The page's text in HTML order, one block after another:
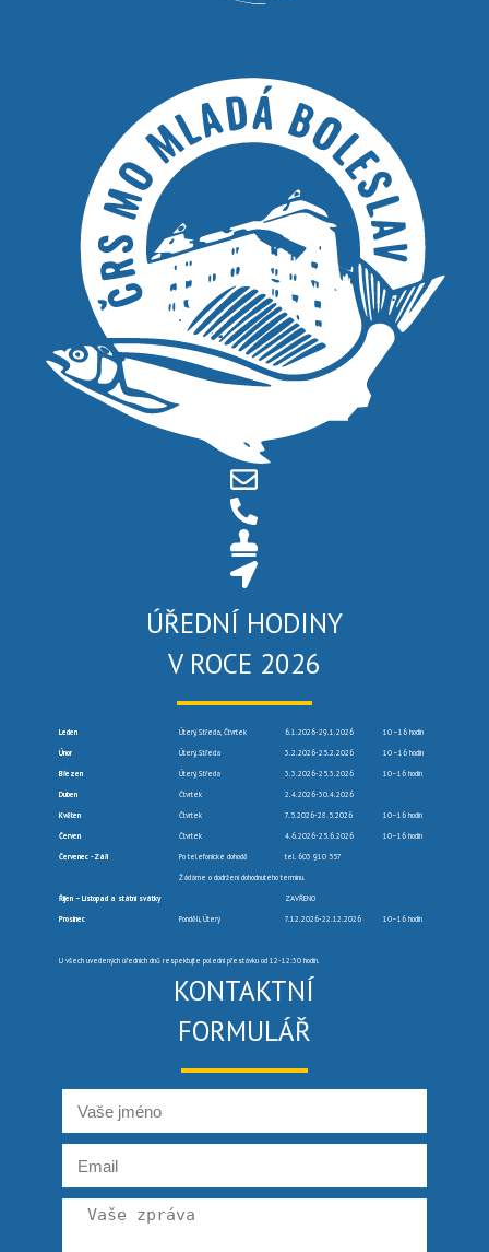
ÚŘEDNÍ HODINY
V ROCE 2026
Leden Úterý, Středa, Čtvrtek 6.1.2026-29.1.2026 10 –16 hodin
Únor Úterý, Středa 3.2.2026-25.2.2026 10 –16 hodin
Březen Úterý, Středa 3.3.2026-25.3.2026 10–16 hodin
Duben Čtvrtek 2.4.2026-30.4.2026
Květen Čtvrtek 7.5.2026-28.5.2026 10–16 hodin
Červen Čtvrtek 4.6.2026-25.6.2026 10–16 hodin
Červenec -Září Po telefonické dohodě tel. 603 910 557
Žádáme o dodržení dohodnutého termínu.
Říjen – Listopad a státní svátky ZAVŘENO
Prosinec Pondělí, Úterý 7.12.2026-22.12.2026 10–16 hodin
U všech uvedených úředních dnů respektujte polední přestávku od 12-12:30 hodin.
KONTAKTNÍ
FORMULÁŘ